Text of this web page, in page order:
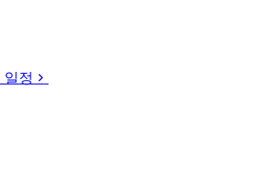
일정